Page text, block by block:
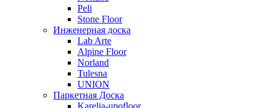
Peli
Stone Floor
Инженерная доска
Lab Arte
Alpine Floor
Norland
Tulesna
UNION
Паркетная Доска
Karelia-upofloor